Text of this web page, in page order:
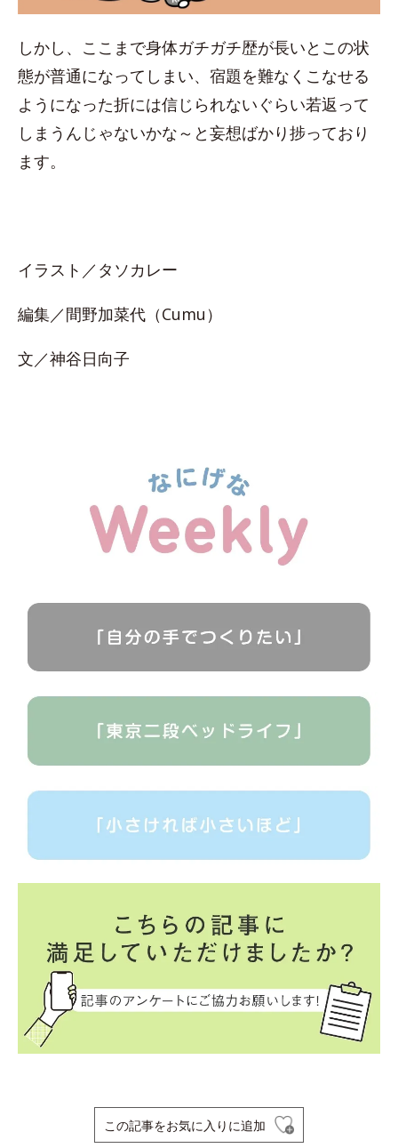
しかし、ここまで身体ガチガチ歴が長いとこの状
態が普通になってしまい、宿題を難なくこなせる
ようになった折には信じられないぐらい若返って
しまうんじゃないかな～と妄想ばかり捗っており
ます。
イラスト／タソカレー
編集／間野加菜代（Cumu）
文／神谷日向子
この記事をお気に入りに追加